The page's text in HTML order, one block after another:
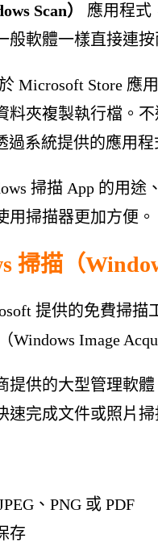
Scan）
應用程式
般軟體一樣直接連
Microsoft Store 應
料夾複製執行檔。
過系統提供的應用
掃描 App 的用
用掃描器更加方便。
掃描（
提供的免費掃
Windows Image
提供的大型管理軟
速完成文件或照片掃
、PNG 或 PDF
存